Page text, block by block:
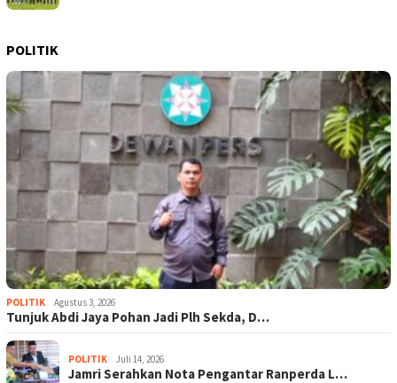
POLITIK
POLITIK Agustus 3, 2026
Tunjuk Abdi Jaya Pohan Jadi Plh Sekda, D…
POLITIK Juli 14, 2026
Jamri Serahkan Nota Pengantar Ranperda L…